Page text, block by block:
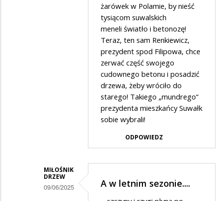
żarówek w Polamie, by nieść
tysiącom suwalskich
meneli światło i betonozę!
Teraz, ten sam Renkiewicz,
prezydent spod Filipowa, chce
zerwać część swojego
cudownego betonu i posadzić
drzewa, żeby wróciło do
starego! Takiego „mundrego“
prezydenta mieszkańcy Suwałk
sobie wybrali!
ODPOWIEDZ
MIŁOŚNIK
DRZEW
09/06/2025 A w letnim sezonie....